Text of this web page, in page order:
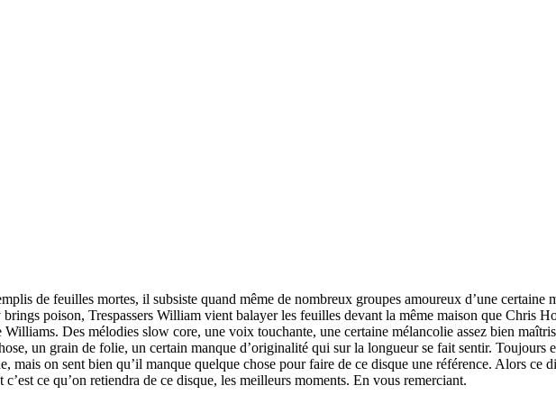
de feuilles mortes, il subsiste quand même de nombreux groupes amoureux d’une certaine
poison, Trespassers William vient balayer les feuilles devant la même maison que Chris
Des mélodies slow core, une voix touchante, une certaine mélancolie assez bien
un grain de folie, un certain manque d’originalité qui sur la longueur se fait sentir. Toujours
on sent bien qu’il manque quelque chose pour faire de ce disque une référence. Alors ce
ce qu’on retiendra de ce disque, les meilleurs moments. En vous remerciant.